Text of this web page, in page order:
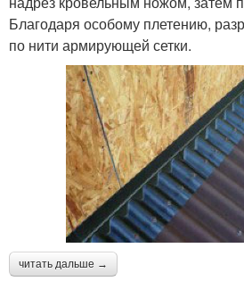
Благодаря особому плетению,
по нити армирующей сетки.
читать дальше →